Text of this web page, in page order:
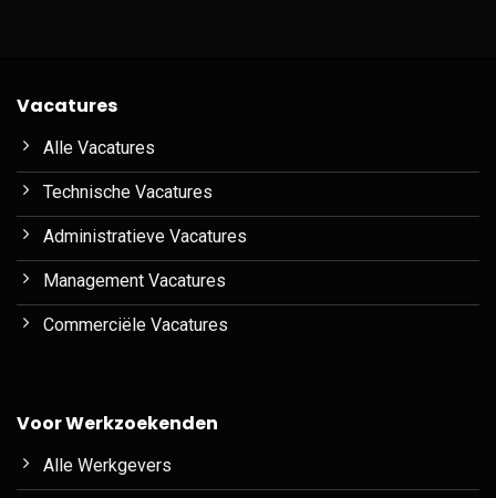
Vacatures
Alle Vacatures
Technische Vacatures
Administratieve Vacatures
Management Vacatures
Commerciële Vacatures
Voor Werkzoekenden
Alle Werkgevers